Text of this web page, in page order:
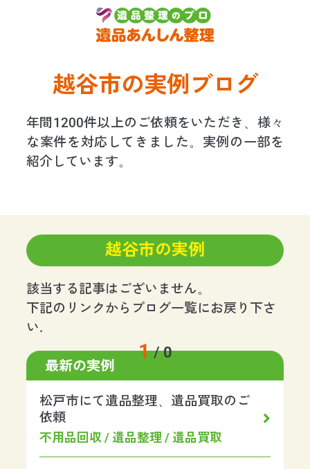
越谷市の実例ブログ
年間1200件以上のご依頼をいただき、様々
な案件を対応してきました。実例の一部を
紹介しています。
越谷市の実例
該当する記事はございません。
下記のリンクからブログ一覧にお戻り下さ
い.
1/0
最新の実例
松戸市にて遺品整理、遺品買取のご
依頼
不用品回収 / 遺品整理 / 遺品買取